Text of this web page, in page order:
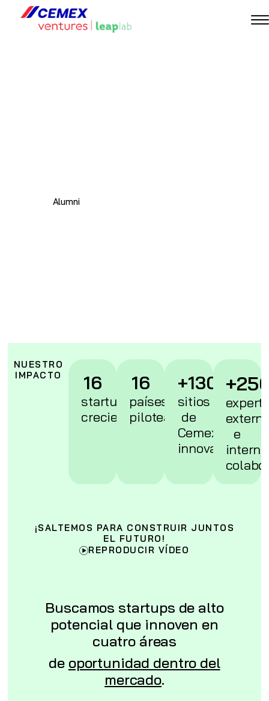
Alumni
NUESTRO
IMPACTO
16
startups
creciendo
16
países
piloteando
+130
sitios
de
Cemex
innovando
e
¡SALTEMOS PARA CONSTRUIR JUNTOS
EL FUTURO!
REPRODUCIR VÍDEO
Buscamos startups de alto
potencial que innoven en
cuatro áreas
de oportunidad dentro del
mercado.